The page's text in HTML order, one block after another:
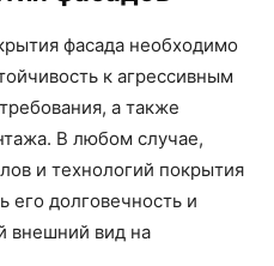
фасада необходимо
к агрессивным
а также
В любом случае,
и технологий покрытия
его долговечность и
внешний вид на